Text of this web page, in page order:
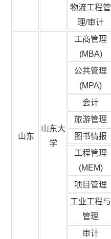
物流工程管
理/审计
山东
山东大
学
工商管理
(MBA)
公共管理
(MPA)
会计
旅游管理
图书情报
工程管理
(MEM)
项目管理
工业工程与
管理
审计